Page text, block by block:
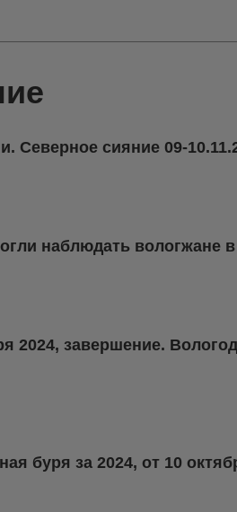
Северное сияние 09-
наблюдать вологжане
2024, завершение.
буря за 2024, от 10